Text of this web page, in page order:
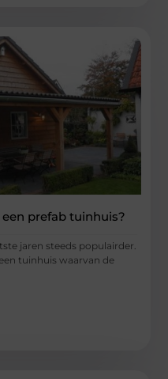
prefab tuinhuis?
jaren steeds populairder.
tuinhuis waarvan de